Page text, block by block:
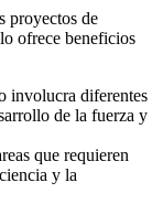
proyectos de
ofrece beneficios
involucra diferentes
de la fuerza y
que requieren
y la